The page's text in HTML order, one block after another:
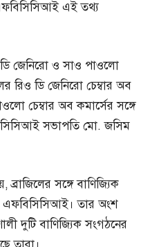
এই তথ্য
জেনিরো ও সাও পাওলো
রিও ডি জেনিরো চেম্বার অব
চেম্বার অব কমার্সের সঙ্গে
সভাপতি মো. জসিম
সঙ্গে বাণিজ্যিক
এফবিসিসিআই। তার অংশ
দুটি বাণিজ্যিক সংগঠনের